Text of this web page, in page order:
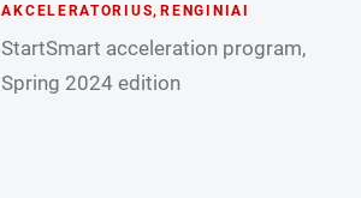
AKCELERATORIUS, RENGINIAI
StartSmart acceleration program,
Spring 2024 edition